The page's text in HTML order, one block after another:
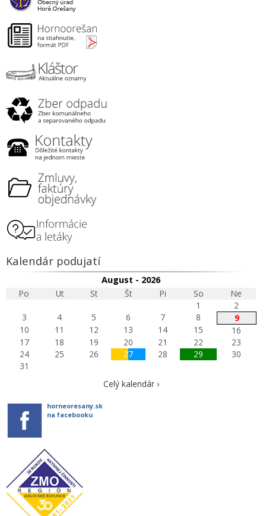
Kalendár podujatí
August - 2026
Po
Ut St Št Pi So
Ne
1
2
3
4 5 6 7 8
9
10
11 12 13 14 15
16
17
18 19 20 21 22
23
24
25 26 27 28 29
30
31
Celý kalendár ›
horneoresany.sk
na facebooku